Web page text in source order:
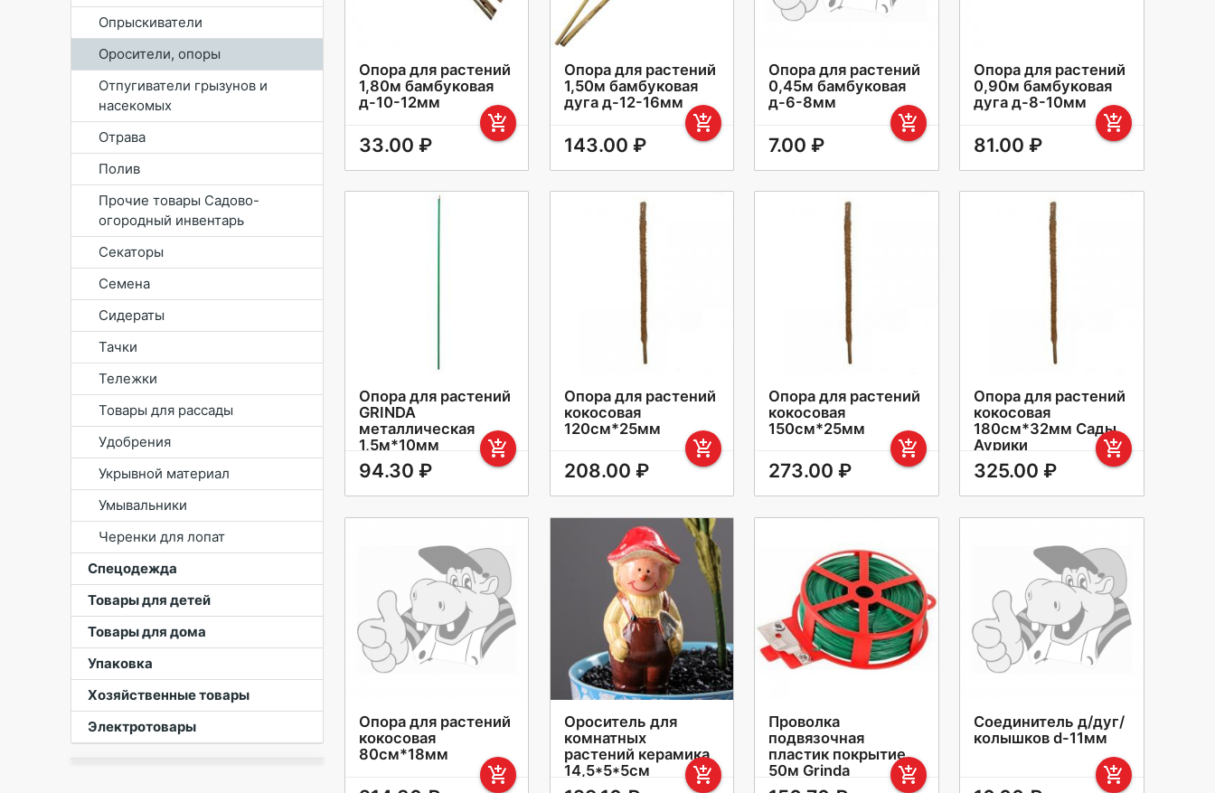
Опрыскиватели
Оросители, опоры
Отпугиватели грызунов и
насекомых
Отрава
Полив
Прочие товары Садово-
огородный инвентарь
Секаторы
Семена
Сидераты
Тачки
Тележки
Товары для рассады
Удобрения
Укрывной материал
Умывальники
Черенки для лопат
Спецодежда
Товары для детей
Товары для дома
Упаковка
Хозяйственные товары
Электротовары
Опора для растений
1,80м бамбуковая
д-10-12мм
add_shopping_cart
33.00 ₽
Опора для растений
1,50м бамбуковая
дуга д-12-16мм
add_shopping_cart
143.00 ₽
Опора для растений
0,45м бамбуковая
д-6-8мм
add_shopping_cart
7.00 ₽
Опора для растений
0,90м бамбуковая
дуга д-8-10мм
add_shopping_cart
81.00 ₽
Опора для растений
GRINDA
металлическая
1,5м*10мм
add_shopping_cart
94.30 ₽
Опора для растений
кокосовая
120см*25мм
add_shopping_cart
208.00 ₽
Опора для растений
кокосовая
150см*25мм
add_shopping_cart
273.00 ₽
Опора для растений
кокосовая
180см*32мм Сады
Аурики
add_shopping_cart
325.00 ₽
Опора для растений
кокосовая
80cм*18мм
add_shopping_cart
Ороситель для
комнатных
растений керамика
14,5*5*5см
add_shopping_cart
Проволка
подвязочная
пластик покрытие
50м Grinda
add_shopping_cart
Соединитель д/дуг/
колышков d-11мм
add_shopping_cart